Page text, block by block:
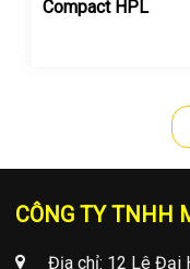
Compact HPL
CÔNG TY TNHH
Địa chỉ: 12 Lê Đại